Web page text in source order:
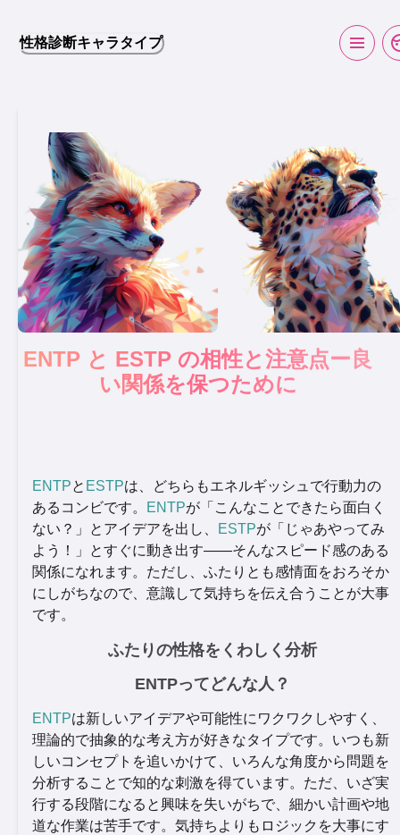
性格診断キャラタイプ
ENTP と ESTP の相性と注意点ー良
い関係を保つために
ENTPと ESTPは、どちらもエネルギッシュで行動力の
あるコンビです。
ENTPが「こんなことできたら面白く
ない？」とアイデアを出し、
ESTPが「じゃあやってみ
よう！」とすぐに動き出す――そんなスピード感のある
関係になれます。ただし、ふたりとも感情面をおろそか
にしがちなので、意識して気持ちを伝え合うことが大事
です。
ふたりの性格をくわしく分析
ENTPってどんな人？
ENTPは新しいアイデアや可能性にワクワクしやすく、
理論的で抽象的な考え方が好きなタイプです。いつも新
しいコンセプトを追いかけて、いろんな角度から問題を
分析することで知的な刺激を得ています。ただ、いざ実
行する段階になると興味を失いがちで、細かい計画や地
道な作業は苦手です。気持ちよりもロジックを大事にす